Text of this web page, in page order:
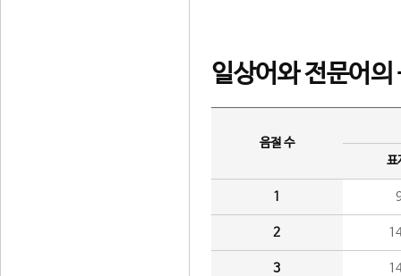
일상어와 전문어의
음절 수
표
1
2
3